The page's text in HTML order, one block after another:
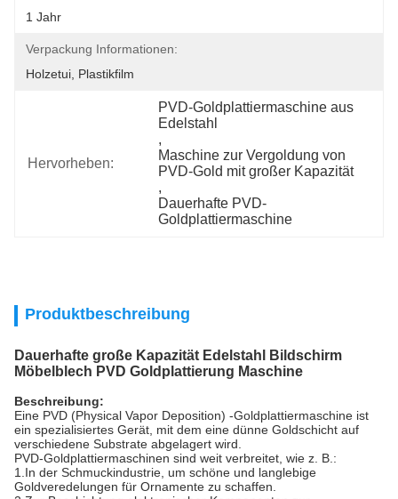
1 Jahr
Verpackung Informationen:
Holzetui, Plastikfilm
Hervorheben:
PVD-Goldplattiermaschine aus
Edelstahl
,
Maschine zur Vergoldung von
PVD-Gold mit großer Kapazität
,
Dauerhafte PVD-
Goldplattiermaschine
Produktbeschreibung
Dauerhafte große Kapazität Edelstahl Bildschirm
Möbelblech PVD Goldplattierung Maschine
Beschreibung:
Eine PVD (Physical Vapor Deposition) -Goldplattiermaschine ist
ein spezialisiertes Gerät, mit dem eine dünne Goldschicht auf
verschiedene Substrate abgelagert wird.
PVD-Goldplattiermaschinen sind weit verbreitet, wie z. B.:
1.In der Schmuckindustrie, um schöne und langlebige
Goldveredelungen für Ornamente zu schaffen.